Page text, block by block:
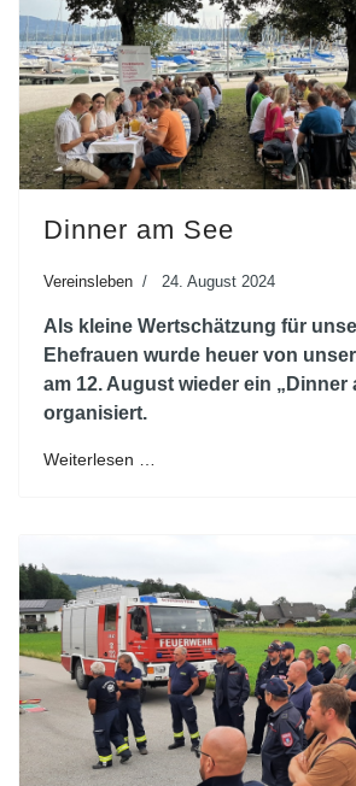
Dinner am See
Vereinsleben 24. August 2024
Als kleine Wertschätzung für
Ehefrauen wurde heuer von
am 12. August wieder ein „Dinner
organisiert.
Weiterlesen …